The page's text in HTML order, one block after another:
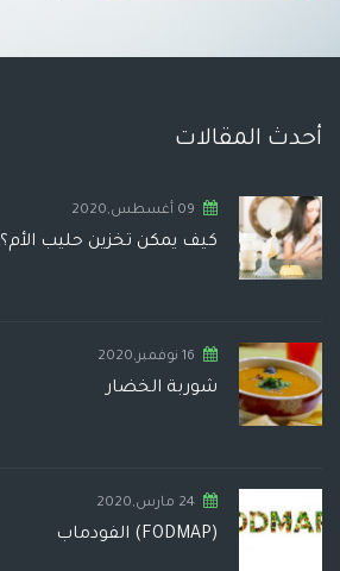
أحدث المقالات
09 أغسطس,2020
كيف يمكن تخزين حليب الأم؟
16 نوفمبر,2020
شوربة الخضار
24 مارس,2020
(FODMAP) الفودماب